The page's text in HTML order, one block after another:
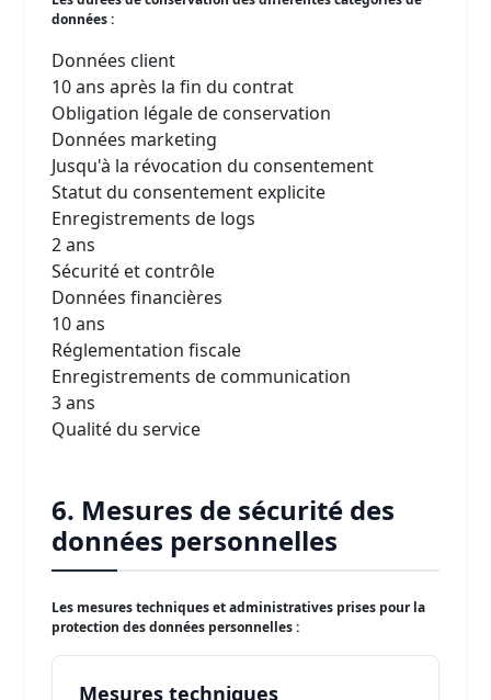
données :
Données client
10 ans après la fin du contrat
Obligation légale de conservation
Données marketing
Jusqu'à la révocation du consentement
Statut du consentement explicite
Enregistrements de logs
2 ans
Sécurité et contrôle
Données financières
10 ans
Réglementation fiscale
Enregistrements de communication
3 ans
Qualité du service
6. Mesures de sécurité des
données personnelles
Les mesures techniques et administratives prises pour la
protection des données personnelles :
Mesures techniques